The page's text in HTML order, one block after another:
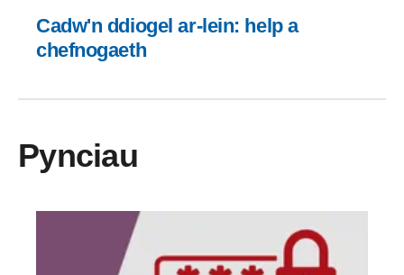
Cadw'n ddiogel ar-lein: help a
chefnogaeth
Pynciau